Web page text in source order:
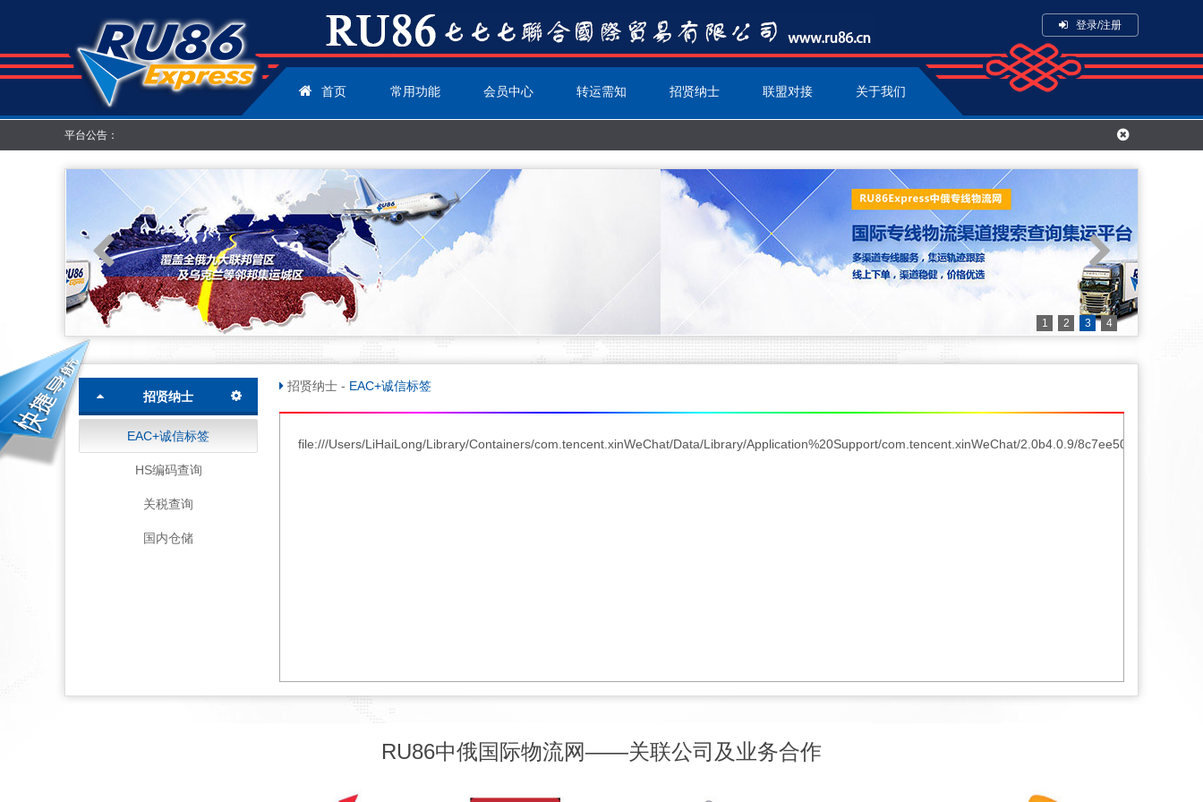
首页 常用功能 会员中心 转运需知 招贤纳士 联盟对接 关于我们
登录/注册
平台公告：
1 2 3 4
招贤纳士
EAC+诚信标签
HS编码查询
关税查询
国内仓储
招贤纳士 - EAC+诚信标签
file:///Users/LiHaiLong/Library/Containers/com.tencent.xinWeChat/Data/Library/Application%20Support/com.tencent.xinWeChat/2.0b4.0.9/
RU86中俄国际物流网——关联公司及业务合作